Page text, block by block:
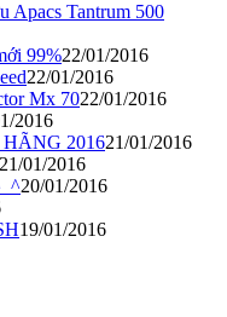
Apacs Tantrum 500
99%22/01/2016
22/01/2016
Mx 7022/01/2016
2016
201621/01/2016
21/01/2016
20/01/2016
19/01/2016